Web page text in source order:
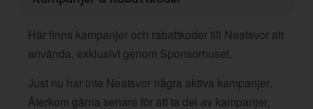
Här finns kampanjer och rabattkoder till Neatsvor att
använda, exklusivt genom Sponsorhuset.
Just nu har inte Neatsvor några aktiva kampanjer.
Återkom gärna senare för att ta del av kampanjer,